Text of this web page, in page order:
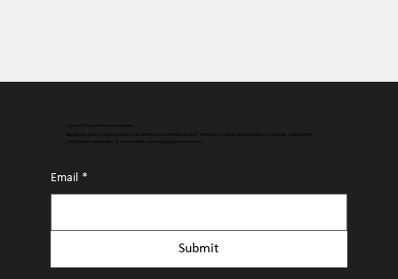
Regístrate para acceso gratuito a lo último en contenido de surf, eventos y todo lo relacionado con Sunrise. ¡Mantente
conectado con las olas, la comunidad y la energía que nos mueve!
Email *
Submit